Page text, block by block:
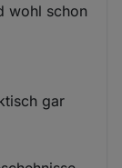
wohl schon
gar